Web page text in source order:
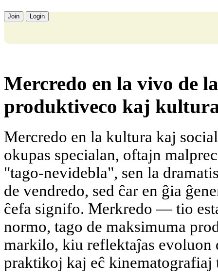
Join Login
Mercredo en la vivo de
produktiveco kaj
Mercredo en la kultura kaj
okupas specialan, oftajn
"tago-nevidebla", sen la
de vendredo, sed ĉar en ĝia
ĉefa signifo. Merkredo — tio
normo, tago de maksimuma
markilo, kiu reflektaĵas evoluon
praktikoj kaj eĉ kinematografiaj